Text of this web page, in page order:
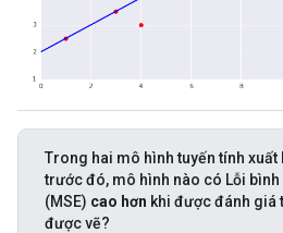
Trong hai mô hình tuyến tính
trước đó, mô hình nào có Lỗi
(MSE) cao hơn khi được đánh giá
được vẽ?